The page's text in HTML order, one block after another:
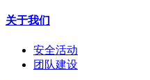
关于我们
安全活动
团队建设